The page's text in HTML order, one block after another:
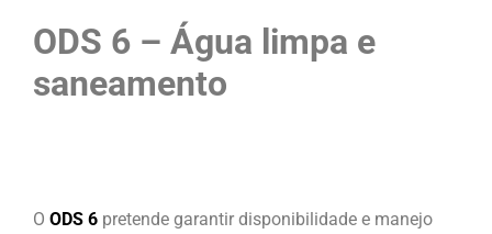
ODS 6 – Água limpa e
saneamento
O ODS 6 pretende garantir disponibilidade e manejo